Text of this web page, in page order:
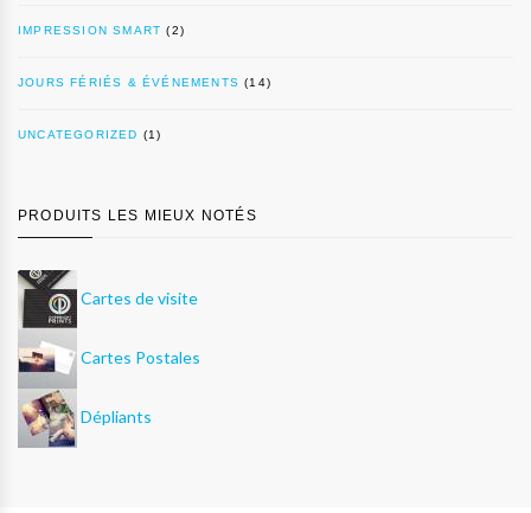
IMPRESSION SMART (2)
JOURS FÉRIÉS & ÉVÉNEMENTS (14)
UNCATEGORIZED (1)
PRODUITS LES MIEUX NOTÉS
Cartes de visite
Cartes Postales
Dépliants